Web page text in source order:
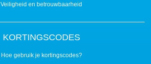
Veiligheid en betrouwbaarheid
KORTINGSCODES
Hoe gebruik je kortingscodes?